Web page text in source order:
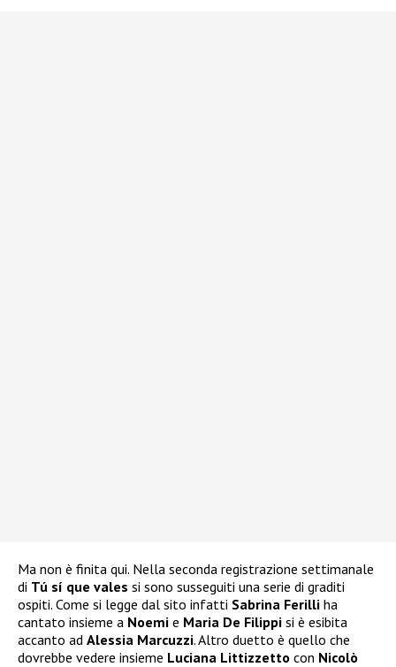
Ma non è finita qui. Nella seconda registrazione settimanale
di Tú sí que vales si sono susseguiti una serie di graditi
ospiti. Come si legge dal sito infatti Sabrina Ferilli ha
cantato insieme a Noemi e Maria De Filippi si è esibita
accanto ad Alessia Marcuzzi. Altro duetto è quello che
dovrebbe vedere insieme Luciana Littizzetto con Nicolò